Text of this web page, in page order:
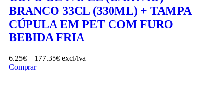
BRANCO 33CL (330ML) + TAMPA
CÚPULA EM PET COM FURO
BEBIDA FRIA
6.25€ – 177.35€ excl/iva
Comprar